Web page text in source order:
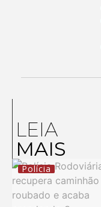
LEIA
MAIS
Polícia